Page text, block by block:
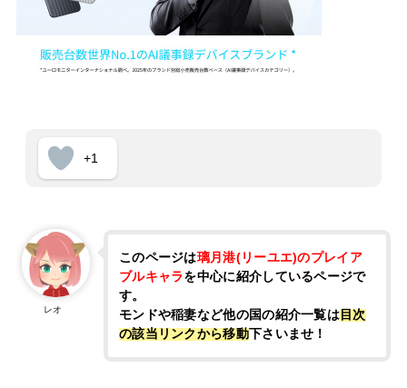
+1
レオ
このページは璃月港(リーユエ)のプレイア
ブルキャラを中心に紹介しているページで
す。
モンドや稲妻など他の国の紹介一覧は目次
の該当リンクから移動下さいませ！